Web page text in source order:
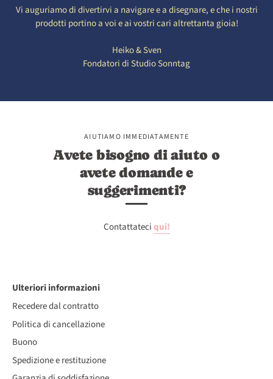
Vi auguriamo di divertirvi a navigare e a disegnare, e che i nostri
prodotti portino a voi e ai vostri cari altrettanta gioia!
Heiko & Sven
Fondatori di Studio Sonntag
AIUTIAMO IMMEDIATAMENTE
Avete bisogno di aiuto o
avete domande e
suggerimenti?
Contattateciqui!
Ulteriori informazioni
Recedere dal contratto
Politica di cancellazione
Buono
Spedizione e restituzione